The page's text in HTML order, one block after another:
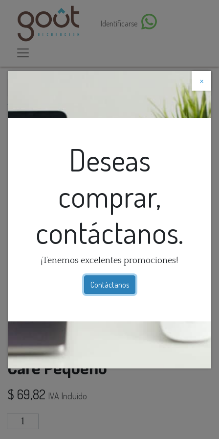
Identificarse
×
Deseas
comprar,
contáctanos.
¡Tenemos excelentes promociones!
Contáctanos
Descuento web
Florero Translucido Color Cafe Pequeno
Florero Translucido Color
Cafe Pequeno
$ 69,82 IVA Incluido